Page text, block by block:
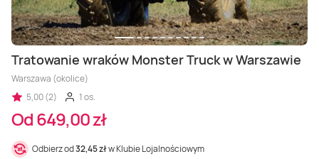
Tratowanie wraków Monster Truck w Warszawie
Warszawa (okolice)
5,00 (2)
1 os.
Od 649,00 zł
Odbierz od32,45 złw Klubie Lojalnościowym